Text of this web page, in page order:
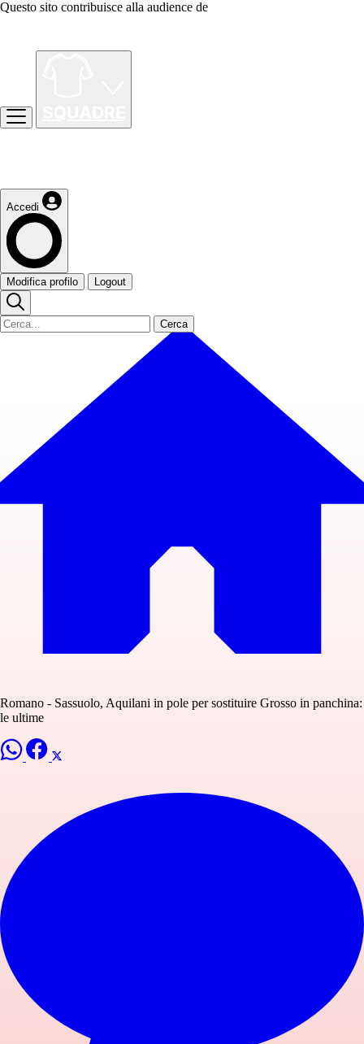
Questo sito contribuisce alla audience de
Accedi
Modifica profilo Logout
Cerca
Romano - Sassuolo, Aquilani in pole per sostituire Grosso in panchina:
le ultime